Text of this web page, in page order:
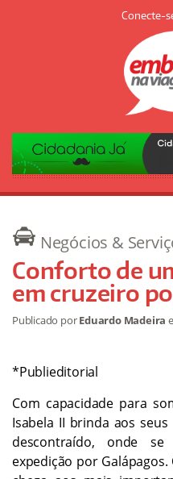
Conecte-
Negócios &
Conforto de
em cruzeiro
Publicado porEduardo Madeira
*Publieditorial
Com capacidade para
Isabela II brinda aos
descontraído, onde
expedição por